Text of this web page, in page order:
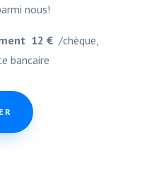
nous!
12 € /chèque,
bancaire